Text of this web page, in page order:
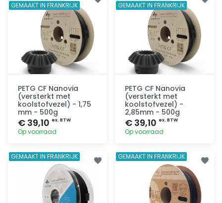
PETG CF Nanovia
(versterkt met
koolstofvezel) - 1,75
mm - 500g
€ 39,10 ex. BTW
Op voorraad
Toevoegen
GEMAAKT IN FRANKRIJK
PETG CF Nanovia
(versterkt met
koolstofvezel) -
2,85mm - 500g
€ 39,10 ex. BTW
Op voorraad
Toevoegen
GEMAAKT IN FRANKRIJK
GEMAAKT IN FRANKRIJK GEMAAKT IN FRANKRIJK